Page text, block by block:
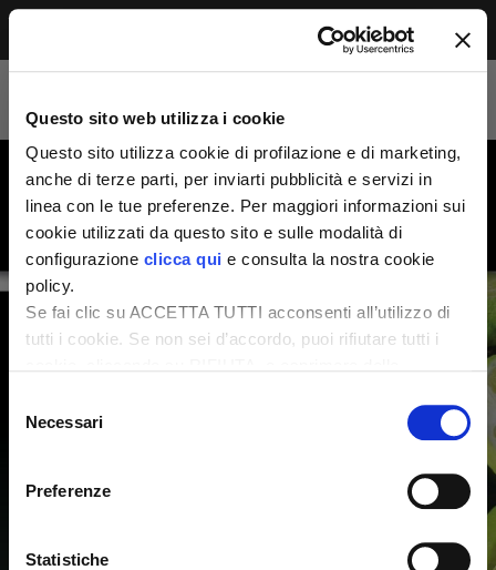
Questo sito web utilizza i cookie
Questo sito utilizza cookie di profilazione e di marketing,
anche di terze parti, per inviarti pubblicità e servizi in
linea con le tue preferenze. Per maggiori informazioni sui
cookie utilizzati da questo sito e sulle modalità di
configurazione clicca qui e consulta la nostra cookie
policy.
Se fai clic su ACCETTA TUTTI acconsenti all’utilizzo di
tutti i cookie. Se non sei d’accordo, puoi rifiutare tutti i
desideri accettare e cliccando ACCETTA SELEZIONATI.
delNecessari
Preferenze
Statistiche
Accesso riservato agli abbonati
Per leggere questo contenuto, devi essere
abbonato alla rivista. Se sei già abbonato,
accedi subito per continuare la lettura.
Se non sei ancora dei nostri, abbonati ora e
accedi ai tuoi contenuti!